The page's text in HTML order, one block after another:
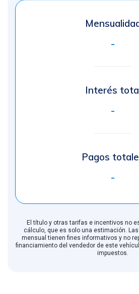
-
Interés
-
Pagos
-
El título y otras tarifas e incentivos no
cálculo, que es solo una estimación.
mensual tienen fines informativos y no
financiamiento del vendedor de este
impuestos.